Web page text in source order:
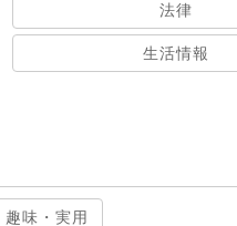
法律
生活情報
趣味・実用